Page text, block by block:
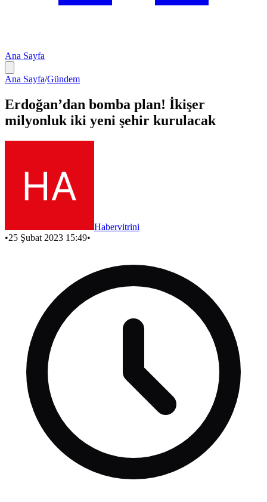
Ana Sayfa
Ana Sayfa/Gündem
Erdoğan’dan bomba plan! İkişer
milyonluk iki yeni şehir kurulacak
Habervitrini
•25 Şubat 2023 15:49•